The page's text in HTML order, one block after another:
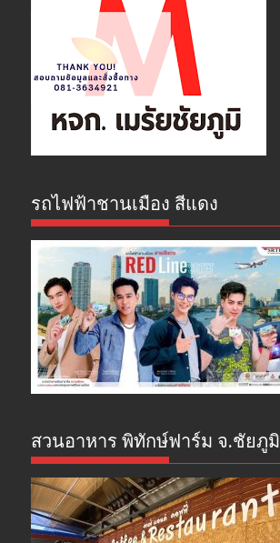
รถไฟฟ้าชานเมือง สีแดง
สวนอาหาร พิทักษ์ฟาร์ม จ.ชัยภูมิ